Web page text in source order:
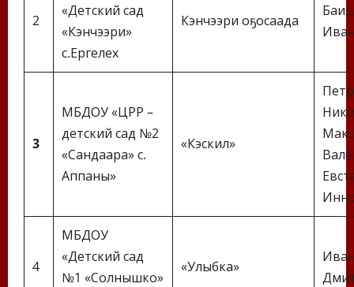
2
«Детский сад
«Кэнчээри»
с.Ергелех
Кэнчээри оҕосаада
3
МБДОУ «ЦРР –
детский сад №2
«Сандаара» с.
Аппаны»
«Кэскил»
4
МБДОУ
«Детский сад
№1 «Солнышко»
«Улыбка»